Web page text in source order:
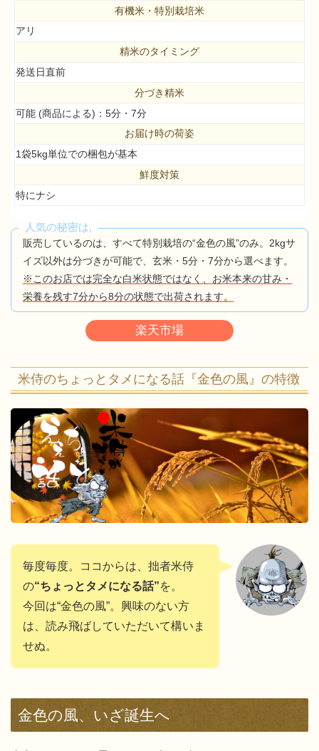
有機米・特別栽培米
アリ
精米のタイミング
発送日直前
分づき精米
可能 (商品による)：5分・7分
お届け時の荷姿
1袋5kg単位での梱包が基本
鮮度対策
特にナシ
人気の秘密は,
販売しているのは、すべて特別栽培の“金色の風”のみ。2kgサ
イズ以外は分づきが可能で、玄米・5分・7分から選べます。
※このお店では完全な白米状態ではなく、お米本来の甘み・
栄養を残す7分から8分の状態で出荷されます。
楽天市場
米侍のちょっとタメになる話『金色の風』の特徴
毎度毎度。ココからは、拙者米侍
の“ちょっとタメになる話”を。
今回は“金色の風”。興味のない方
は、読み飛ばしていただいて構いま
せぬ。
金色の風、いざ誕生へ